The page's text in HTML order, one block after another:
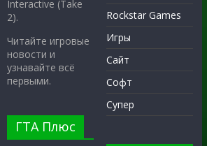
Interactive (Take
2).
Читайте игровые
новости и
узнавайте всё
первыми.
ГТА Плюс
Rockstar Games
Игры
Сайт
Софт
Супер